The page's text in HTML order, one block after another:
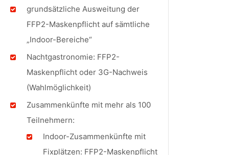
grundsätzliche Ausweitung der
FFP2-Maskenpflicht auf sämtliche
„Indoor-Bereiche“
Nachtgastronomie: FFP2-
Maskenpflicht oder 3G-Nachweis
(Wahlmöglichkeit)
Zusammenkünfte mit mehr als 100
Teilnehmern:
Indoor-Zusammenkünfte mit
Fixplätzen: FFP2-Maskenpflicht